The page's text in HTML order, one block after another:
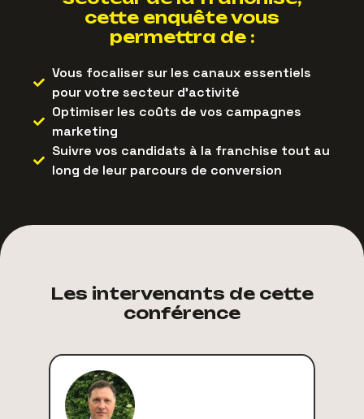
cette enquête vous
permettra de :
Vous focaliser sur les canaux essentiels
pour votre secteur d'activité
Optimiser les coûts de vos campagnes
marketing
Suivre vos candidats à la franchise tout au
long de leur parcours de conversion
Les intervenants de cette
conférence